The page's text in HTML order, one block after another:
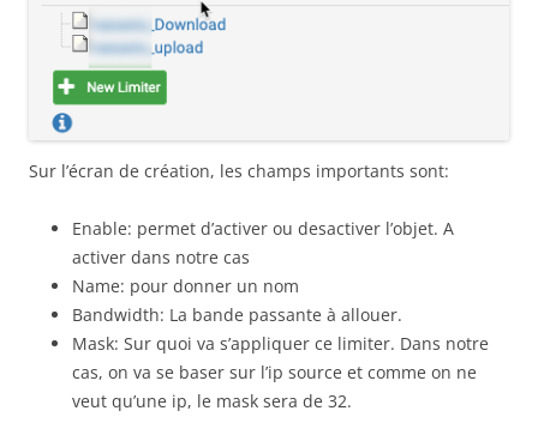
Sur l’écran de création, les champs importants sont:
Enable: permet d’activer ou desactiver l’objet. A
activer dans notre cas
Name: pour donner un nom
Bandwidth: La bande passante à allouer.
Mask: Sur quoi va s’appliquer ce limiter. Dans notre
cas, on va se baser sur l’ip source et comme on ne
veut qu’une ip, le mask sera de 32.